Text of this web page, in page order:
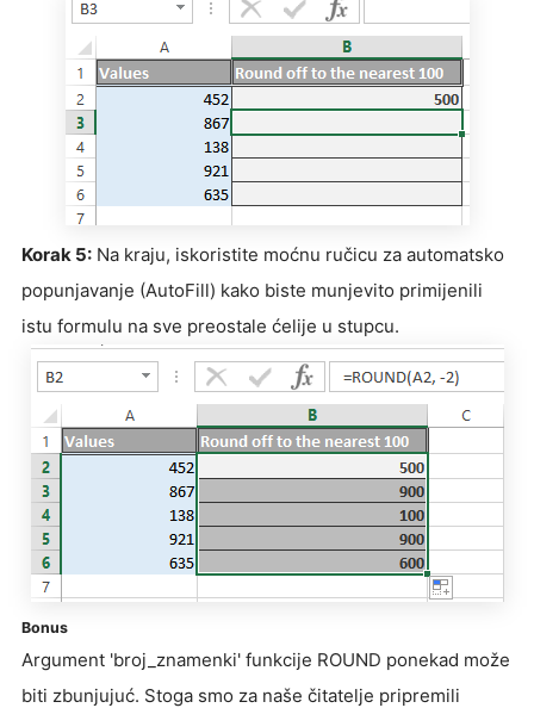
Korak 5: Na kraju, iskoristite moćnu ručicu za automatsko
popunjavanje (AutoFill) kako biste munjevito primijenili
istu formulu na sve preostale ćelije u stupcu.
Bonus
Argument 'broj_znamenki' funkcije ROUND ponekad može
biti zbunjujuć. Stoga smo za naše čitatelje pripremili